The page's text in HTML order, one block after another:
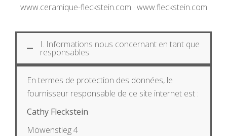
www.ceramique-fleckstein.com · www.fleckstein.com
I. Informations nous concernant en tant que
responsables
En termes de protection des données, le
fournisseur responsable de ce site internet est :
Cathy Fleckstein
Möwenstieg 4